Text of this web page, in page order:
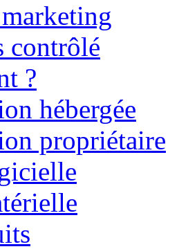
contrôlé
?
hébergée
propriétaire